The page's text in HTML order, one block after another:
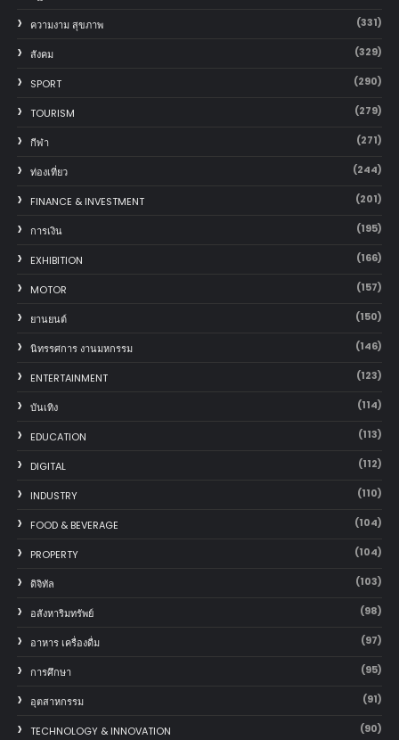
ความงาม สุขภาพ (331)
สังคม (329)
SPORT (290)
TOURISM (279)
กีฬา (271)
ท่องเที่ยว (244)
FINANCE & INVESTMENT (201)
การเงิน (195)
EXHIBITION (166)
MOTOR (157)
‎ยานยนต์‎ (150)
นิทรรศการ งานมหกรรม (146)
ENTERTAINMENT (123)
บันเทิง (114)
EDUCATION (113)
DIGITAL (112)
INDUSTRY (110)
FOOD & BEVERAGE (104)
PROPERTY (104)
ดิจิทัล (103)
อสังหาริมทรัพย์ (98)
อาหาร เครื่องดื่ม (97)
การศึกษา (95)
อุตสาหกรรม (91)
TECHNOLOGY & INNOVATION (90)